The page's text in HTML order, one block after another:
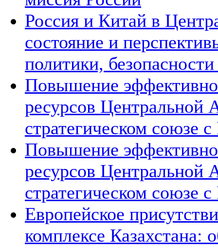
Россия и Китай в
состояние и
политики,
Повышение
ресурсов Центральной
стратегическом союзе
Повышение
ресурсов Центральной
стратегическом союзе
Европейское
комплексе Казахстана: